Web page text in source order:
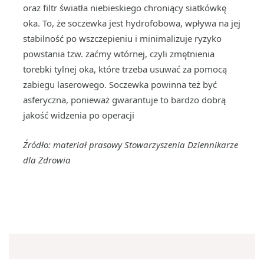
oraz filtr światła niebieskiego chroniący siatkówkę
oka. To, że soczewka jest hydrofobowa, wpływa na jej
stabilność po wszczepieniu i minimalizuje ryzyko
powstania tzw. zaćmy wtórnej, czyli zmętnienia
torebki tylnej oka, które trzeba usuwać za pomocą
zabiegu laserowego. Soczewka powinna też być
asferyczna, ponieważ gwarantuje to bardzo dobrą
jakość widzenia po operacji
Źródło: materiał prasowy Stowarzyszenia Dziennikarze
dla Zdrowia